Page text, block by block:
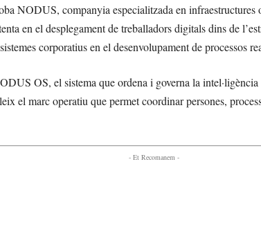
NODUS, companyia especialitzada en
en el desplegament de treballadors digitals dins de
corporatius en el desenvolupament de processos
OS, el sistema que ordena i governa la
el marc operatiu que permet coordinar persones,
- Et Recomanem -